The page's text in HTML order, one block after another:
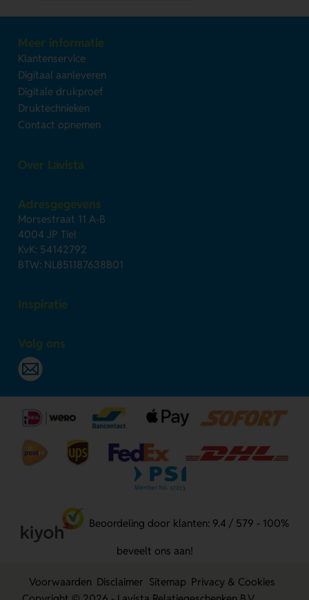
Meer informatie
Klantenservice
Digitaal aanleveren
Digitale drukproef
Druktechnieken
Contact opnemen
Over Lavista
Adresgegevens
Morsestraat 11 A-B
4004 JP Tiel
KvK: 54142792
BTW: NL851187638B01
Inspiratie
Volg ons
Beoordeling door klanten: 9.4 / 579 - 100%
beveelt ons aan!
Voorwaarden Disclaimer Sitemap Privacy & Cookies